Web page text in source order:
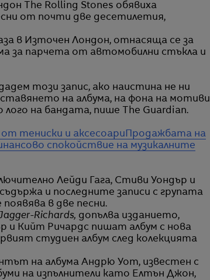
от почти две десетилетия,
в Източен Лондон, отнасяща се за
за парчета от автомобилни стъкла и
този запис, ако наистина не ни
на албума, на фона на мотиви
лого на бандата, пише The Guardian.
тениски и аксесоариПродажбата на
спокойствие на музикалните
Лейди Гага, Стиви Уондър и
и последните записи с групата
в две песни.
Richards, допълва изданието,
и Кийт Ричардс пишат албум с нова
студиен албум след колекцията
на албума Андрю Уот, известен с
на изпълнители като Елтън Джон,